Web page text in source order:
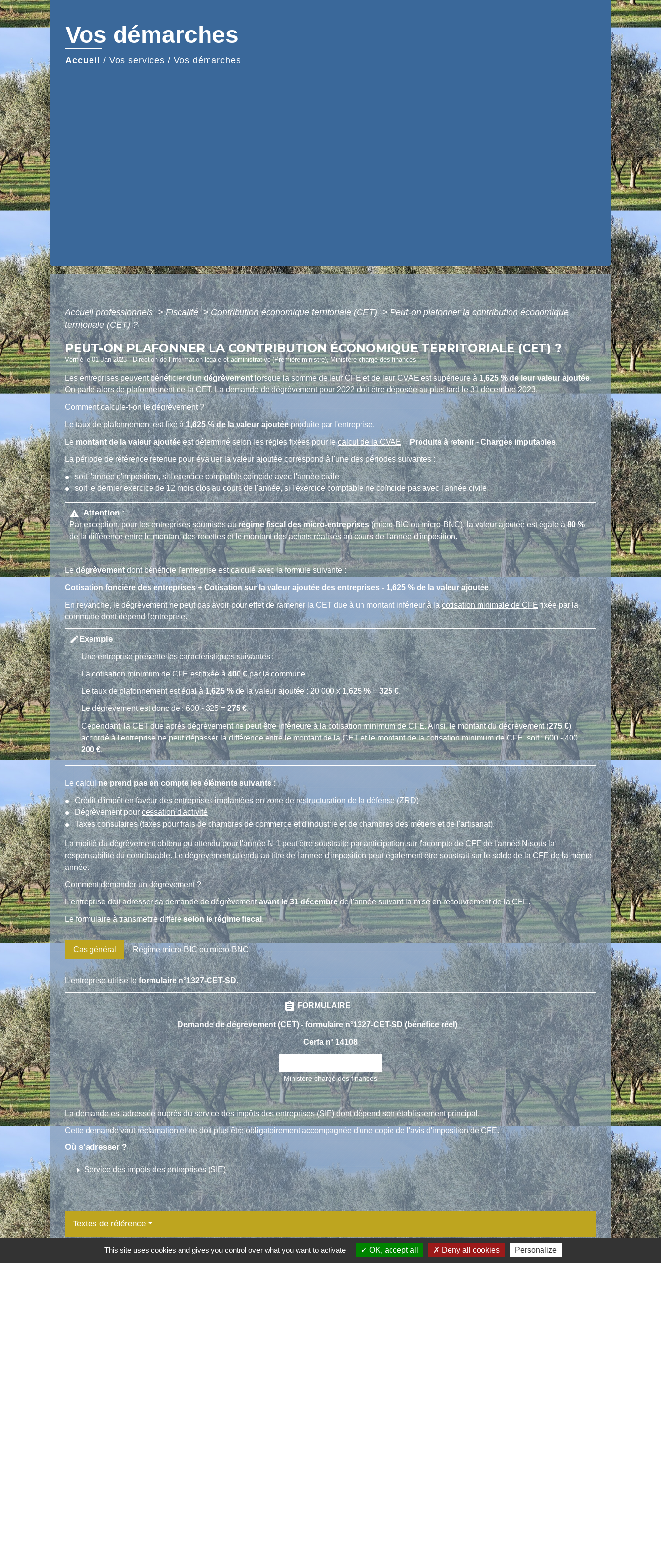
Vos démarches
Accueil / Vos services / Vos démarches
Accueil professionnels> Fiscalité> Contribution économique territoriale (CET)> Peut-on plafonner la contribution économique
territoriale (CET) ?
PEUT-ON PLAFONNER LA CONTRIBUTION ÉCONOMIQUE TERRITORIALE (CET) ?
Vérifié le 01 Jan 2023 - Direction de l'information légale et administrative (Première ministre), Ministère chargé des finances
Les entreprises peuvent bénéficier d'undégrèvementlorsque la somme de leur CFE et de leur CVAE est supérieure à1,625 % de leur valeur ajoutée.
On parle alors de plafonnement de la CET. La demande de dégrèvement pour 2022 doit être déposée au plus tard le 31 décembre 2023.
Comment calcule-t-on le dégrèvement ?
Le taux de plafonnement est fixé à1,625 % de la valeur ajoutéeproduite par l'entreprise.
Lemontant de la valeur ajoutéeest déterminé selon les règles fixées pour lecalcul de la CVAE=Produits à retenir - Charges imputables.
La période de référence retenue pour évaluer la valeur ajoutée correspond à l'une des périodes suivantes :
soit l'année d'imposition, si l'exercice comptable coïncide avecl'année civile
soit le dernier exercice de 12 mois clos au cours de l'année, si l'exercice comptable ne coïncide pas avec l'année civile
warning Attention :
Par exception, pour les entreprises soumises aurégime fiscal des micro-entreprises(micro-BIC ou micro-BNC), la valeur ajoutée est égale à80 %
de la différence entre le montant des recettes et le montant des achats réalisés au cours de l'année d'imposition.
Ledégrèvementdont bénéficie l'entreprise est calculé avec la formule suivante :
Cotisation foncière des entreprises + Cotisation sur la valeur ajoutée des entreprises - 1,625 % de la valeur ajoutée
En revanche, le dégrèvement ne peut pas avoir pour effet de ramener la CET due à un montant inférieur à lacotisation minimale de CFEfixée par la
commune dont dépend l'entreprise.
editExemple
Une entreprise présente les caractéristiques suivantes :
La cotisation minimum de CFE est fixée à400 €par la commune.
Le taux de plafonnement est égal à1,625 %de la valeur ajoutée : 20 000 x1,625 %=325 €.
Le dégrèvement est donc de : 600 - 325 =275 €.
Cependant, la CET due après dégrèvement ne peut être inférieure à la cotisation minimum de CFE. Ainsi, le montant du dégrèvement (275 €)
accordé à l'entreprise ne peut dépasser la différence entre le montant de la CET et le montant de la cotisation minimum de CFE, soit : 600 - 400 =
200 €.
Le calculne prend pas en compte les éléments suivants:
Crédit d'impôt en faveur des entreprises implantées en zone de restructuration de la défense (ZRD)
Dégrèvement pourcessation d'activité
Taxes consulaires (taxes pour frais de chambres de commerce et d'industrie et de chambres des métiers et de l'artisanat).
La moitié du dégrèvement obtenu ou attendu pour l'année N-1 peut être soustraite par anticipation sur l'acompte de CFE de l'année N sous la
responsabilité du contribuable. Le dégrèvement attendu au titre de l'année d'imposition peut également être soustrait sur le solde de la CFE de la même
année.
Comment demander un dégrèvement ?
L'entreprise doit adresser sa demande de dégrèvementavant le 31 décembrede l'année suivant la mise en recouvrement de la CFE.
Le formulaire à transmettre diffèreselon le régime fiscal.
Cas général Régime micro-BIC ou micro-BNC
L'entreprise utilise leformulaire n°1327-CET-SD.
assignment FORMULAIRE
Demande de dégrèvement (CET) - formulaire n°1327-CET-SD (bénéfice réel)
Cerfa n° 14108
Ministère chargé des finances
La demande est adressée auprès du service des impôts des entreprises (SIE) dont dépend son établissement principal.
Cette demande vaut réclamation et ne doit plus être obligatoirement accompagnée d'une copie de l'avis d'imposition de CFE.
Où s’adresser ?
arrow_rightService des impôts des entreprises (SIE)
Textes de référence
This site uses cookies and gives you control over what you want to activate OK, accept all Deny all cookies Personalize